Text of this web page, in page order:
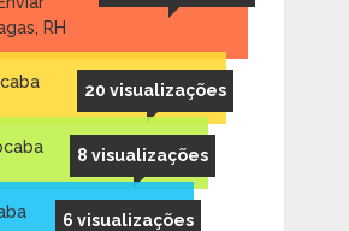
RH
20 visualizações
8 visualizações
6 visualizações